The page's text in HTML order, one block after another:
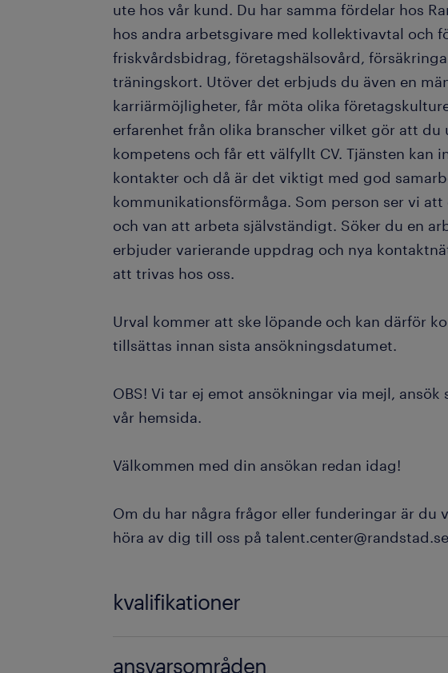
ute hos vår kund. Du har samma fördelar hos
hos andra arbetsgivare med kollektivavtal och
friskvårdsbidrag, företagshälsovård,
träningskort. Utöver det erbjuds du även en
karriärmöjligheter, får möta olika
erfarenhet från olika branscher vilket gör att du
kompetens och får ett välfyllt CV. Tjänsten kan
kontakter och då är det viktigt med god
kommunikationsförmåga. Som person ser vi
och van att arbeta självständigt. Söker du en
erbjuder varierande uppdrag och nya
att trivas hos oss.
Urval kommer att ske löpande och kan därför
tillsättas innan sista ansökningsdatumet.
OBS! Vi tar ej emot ansökningar via mejl,
vår hemsida.
Välkommen med din ansökan redan idag!
Om du har några frågor eller funderingar är du
höra av dig till oss på talent.center@randstad.se
kvalifikationer
ansvarsområden